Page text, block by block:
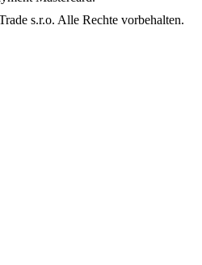
s.r.o. Alle Rechte vorbehalten.